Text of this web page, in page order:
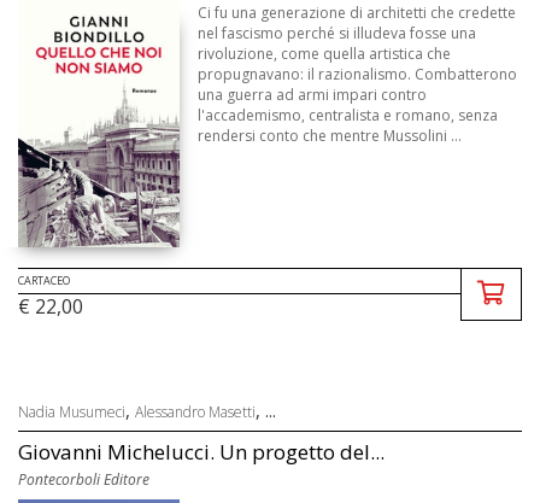
Ci fu una generazione di architetti che credette
nel fascismo perché si illudeva fosse una
rivoluzione, come quella artistica che
propugnavano: il razionalismo. Combatterono
una guerra ad armi impari contro
l'accademismo, centralista e romano, senza
rendersi conto che mentre Mussolini ...
CARTACEO
€ 22,00
Nadia Musumeci, Alessandro Masetti, ...
Giovanni Michelucci. Un progetto del...
Pontecorboli Editore